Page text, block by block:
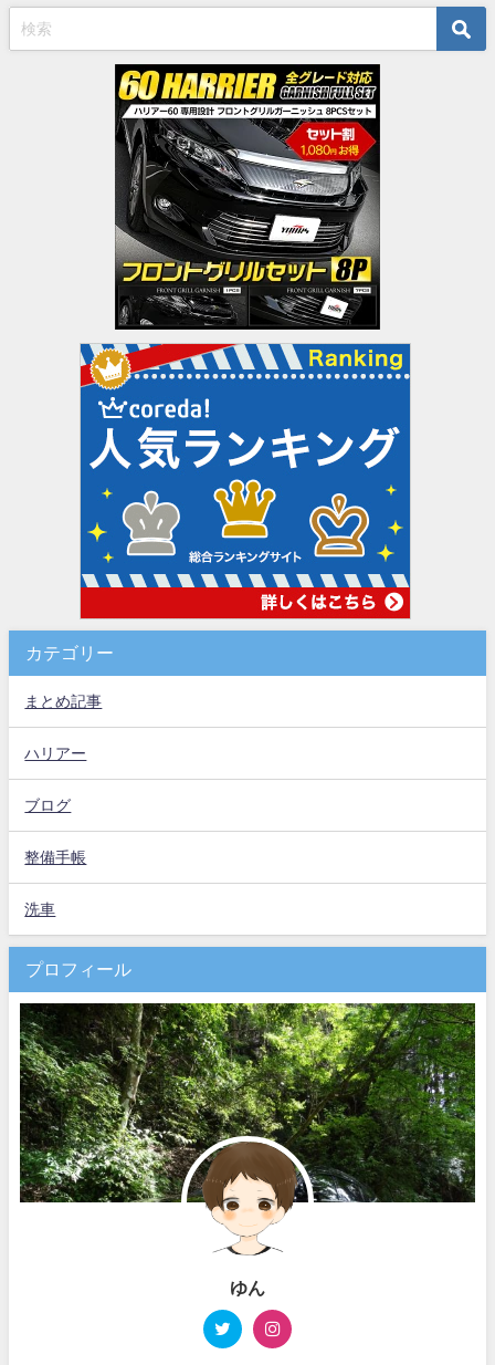
カテゴリー
まとめ記事
ハリアー
ブログ
整備手帳
洗車
プロフィール
ゆん